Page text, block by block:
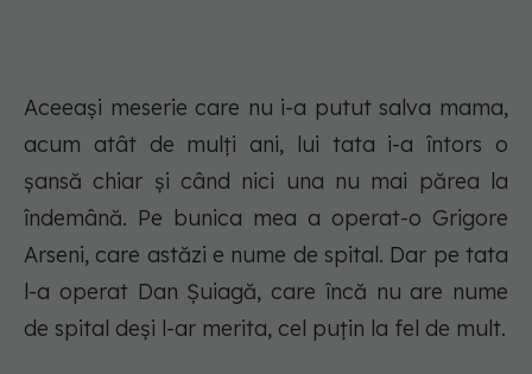
Aceeași meserie care nu i-a putut salva mama,
acum atât de mulți ani, lui tata i-a întors o
șansă chiar și când nici una nu mai părea la
îndemână. Pe bunica mea a operat-o Grigore
Arseni, care astăzi e nume de spital. Dar pe tata
l-a operat Dan Șuiagă, care încă nu are nume
de spital deși l-ar merita, cel puțin la fel de mult.